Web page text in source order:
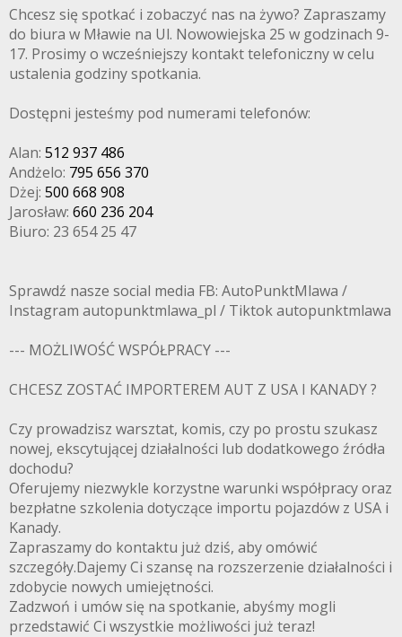
Chcesz się spotkać i zobaczyć nas na żywo? Zapraszamy
do biura w Mławie na Ul. Nowowiejska 25 w godzinach 9-
17. Prosimy o wcześniejszy kontakt telefoniczny w celu
ustalenia godziny spotkania.
Dostępni jesteśmy pod numerami telefonów:
Alan: 512 937 486
Andżelo: 795 656 370
Dżej: 500 668 908
Jarosław: 660 236 204
Biuro: 23 654 25 47
Sprawdź nasze social media FB: AutoPunktMlawa /
Instagram autopunktmlawa_pl / Tiktok autopunktmlawa
--- MOŻLIWOŚĆ WSPÓŁPRACY ---
CHCESZ ZOSTAĆ IMPORTEREM AUT Z USA I KANADY ?
Czy prowadzisz warsztat, komis, czy po prostu szukasz
nowej, ekscytującej działalności lub dodatkowego źródła
dochodu?
Oferujemy niezwykle korzystne warunki współpracy oraz
bezpłatne szkolenia dotyczące importu pojazdów z USA i
Kanady.
Zapraszamy do kontaktu już dziś, aby omówić
szczegóły.Dajemy Ci szansę na rozszerzenie działalności i
zdobycie nowych umiejętności.
Zadzwoń i umów się na spotkanie, abyśmy mogli
przedstawić Ci wszystkie możliwości już teraz!